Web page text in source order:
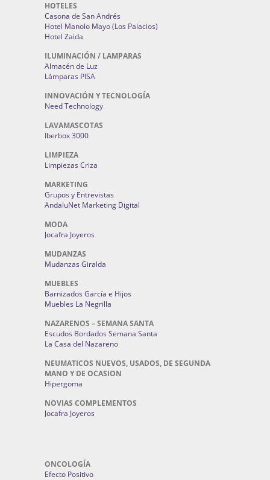
HOTELES
Casona de San Andrés
Hotel Manolo Mayo (Los Palacios)
Hotel Zaida
ILUMINACIÓN / LAMPARAS
Almacén de Luz
Lámparas PISA
INNOVACIÓN Y TECNOLOGÍA
Need Technology
LAVAMASCOTAS
Iberbox 3000
LIMPIEZA
Limpiezas Criza
MARKETING
Grupos y Entrevistas
AndaluNet Marketing Digital
MODA
Jocafra Joyeros
MUDANZAS
Mudanzas Giralda
MUEBLES
Barnizados García e Hijos
Muebles La Negrilla
NAZARENOS – SEMANA SANTA
Escudos Bordados Semana Santa
La Casa del Nazareno
NEUMATICOS NUEVOS, USADOS, DE SEGUNDA
MANO Y DE OCASION
Hipergoma
NOVIAS COMPLEMENTOS
Jocafra Joyeros
ONCOLOGÍA
Efecto Positivo